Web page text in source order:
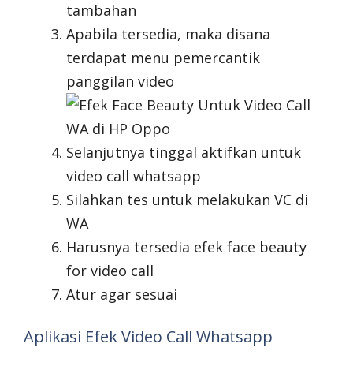
tambahan
Apabila tersedia, maka disana
terdapat menu pemercantik
panggilan video
Selanjutnya tinggal aktifkan untuk
video call whatsapp
Silahkan tes untuk melakukan VC di
WA
Harusnya tersedia efek face beauty
for video call
Atur agar sesuai
Aplikasi Efek Video Call Whatsapp